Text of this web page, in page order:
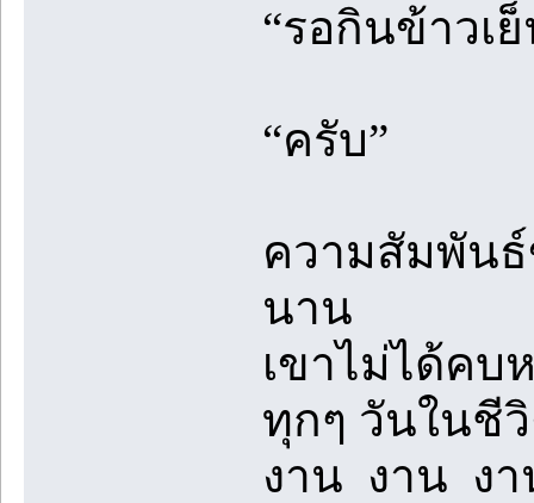
“รอกินข้าวเ
“ครับ”
ความสัมพัน
นาน
เขาไม่ได้คบ
ทุกๆ วันในชี
งาน งาน ง